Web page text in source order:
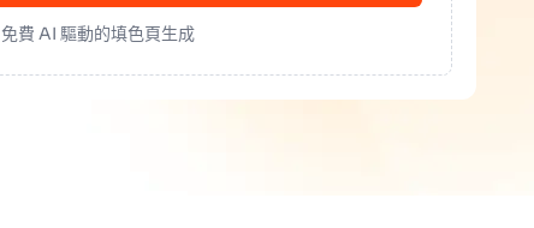
免費 AI 驅動的填色頁生成